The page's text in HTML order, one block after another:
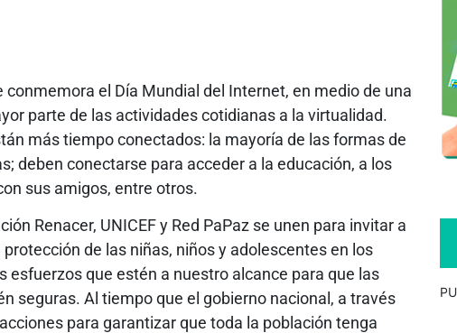
el Día Mundial del Internet, en medio de una
parte de las actividades cotidianas a la virtualidad.
más tiempo conectados: la mayoría de las formas de
deben conectarse para acceder a la educación, a los
sus amigos, entre otros.
Renacer, UNICEF y Red PaPaz se unen para invitar a
de las niñas, niños y adolescentes en los
esfuerzos que estén a nuestro alcance para que las
seguras. Al tiempo que el gobierno nacional, a través
para garantizar que toda la población tenga